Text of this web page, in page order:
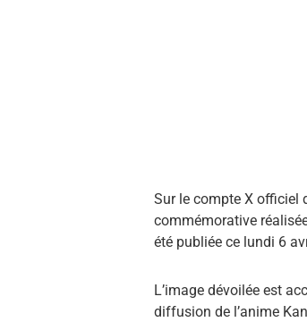
Sur le compte X officiel
commémorative
été publiée ce lundi 6
L’image dévoilée est
diffusion de l’anime